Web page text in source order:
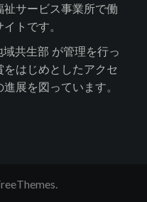
サービス事業所で働
トです。
共生部 が管理を行っ
はじめとしたアクセ
展を図っています。